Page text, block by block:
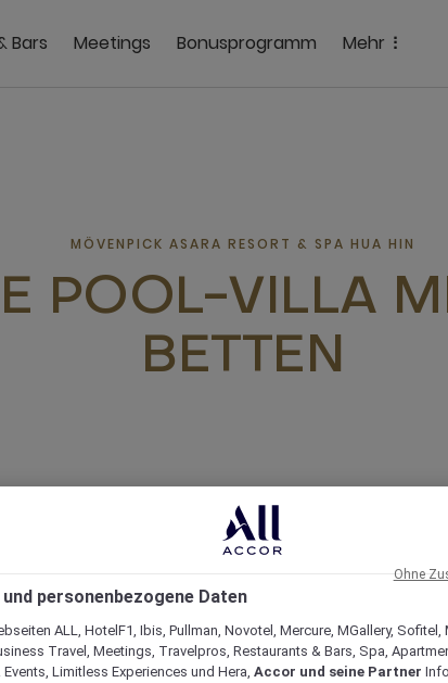
Bars Meetings Bonusprogramm Mehr
MÖVENPICK ASARA RESORT & SPA HUA HIN
POOL-VILLA
BETTEN
personenbezogene Daten
ALL, HotelF1, Ibis, Pullman, Novotel, Mercure, MGallery, Sofitel,
Travel, Meetings, Travelpros, Restaurants & Bars, Spa,
Limitless Experiences und Hera, Accor und seine Partner
Ohne